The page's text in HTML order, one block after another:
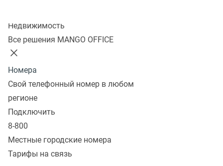
Недвижимость
Все решения MANGO OFFICE
Номера
Свой телефонный номер в любом
регионе
Подключить
8-800
Местные городские номера
Тарифы на связь
рассылкиРаспределение звонков
Интеграция с ОПДкРКАвтоинформатор
Автосекретарь
возможности ВАТС
Контакт-центр
Омниканальный контакт-центр
Омниканальные коммуникации
персоналом
отчетовРобот-администратор
ресурсами База знаний